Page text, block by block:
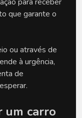
que garante o
ou através de
à urgência,
de
um carro